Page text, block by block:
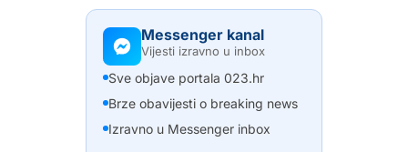
Messenger kanal
Vijesti izravno u inbox
Sve objave portala 023.hr
Brze obavijesti o breaking news
Izravno u Messenger inbox